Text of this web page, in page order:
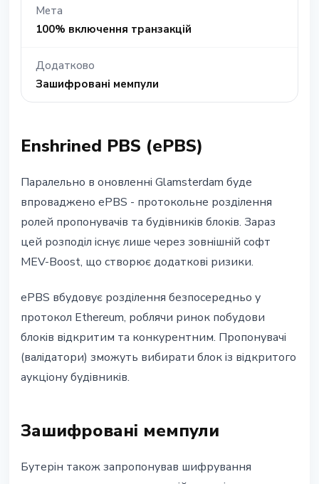
Мета
100% включення транзакцій
Додатково
Зашифровані мемпули
Enshrined PBS (ePBS)
Паралельно в оновленні Glamsterdam буде
впроваджено ePBS - протокольне розділення
ролей пропонувачів та будівників блоків. Зараз
цей розподіл існує лише через зовнішній софт
MEV-Boost, що створює додаткові ризики.
ePBS вбудовує розділення безпосередньо у
протокол Ethereum, роблячи ринок побудови
блоків відкритим та конкурентним. Пропонувачі
(валідатори) зможуть вибирати блок із відкритого
аукціону будівників.
Зашифровані мемпули
Бутерін також запропонував шифрування